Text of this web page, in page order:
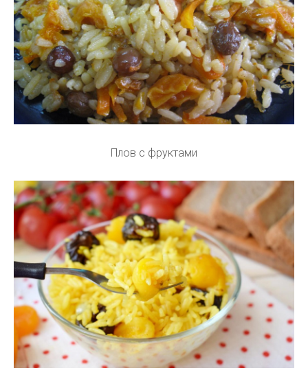
Плов с фруктами